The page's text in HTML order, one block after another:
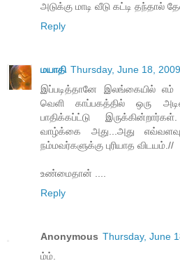
அடுக்கு மாடி வீடு கட்டி தந்தால்
Reply
மயாதி Thursday, June 18,
இப்படித்தானே இலங்கையில்
வெளி காப்பகத்தில் ஒரு
பாதிக்கப்ட்டு
வாழ்க்கை அது...அது
நம்மவர்களுக்கு புரியாத விடயம்.//
உண்மைதான் ....
Reply
Anonymous Thursday, June
ம்ம்.